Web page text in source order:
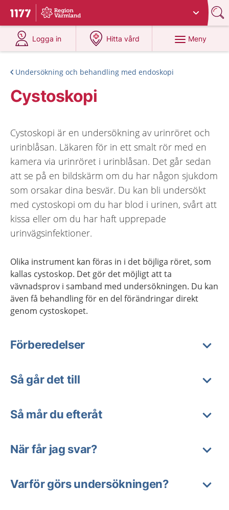
Till startsidan för 1177
Du har valt region
Logga in
på 1177.se
Hitta vård
på 1177.se
Meny
Undersökning och behandling med endoskopi
Cystoskopi
Cystoskopi är en undersökning av urinröret och
urinblåsan. Läkaren för in ett smalt rör med en
kamera via urinröret i urinblåsan. Det går sedan
att se på en bildskärm om du har någon sjukdom
som orsakar dina besvär. Du kan bli undersökt
med cystoskopi om du har blod i urinen, svårt att
kissa eller om du har haft upprepade
urinvägsinfektioner.
Olika instrument kan föras in i det böjliga röret, som
kallas cystoskop. Det gör det möjligt att ta
vävnadsprov i samband med undersökningen. Du kan
även få behandling för en del förändringar direkt
genom cystoskopet.
Förberedelser
Så går det till
Så mår du efteråt
När får jag svar?
Varför görs undersökningen?